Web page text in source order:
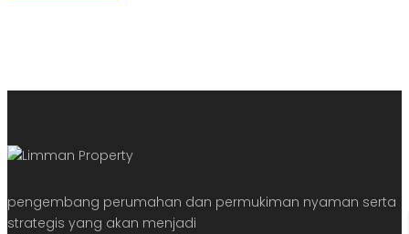
pengembang perumahan dan permukiman nyaman serta
strategis yang akan menjadi